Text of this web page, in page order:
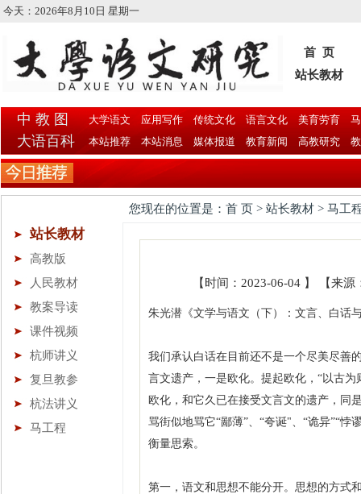
今天： 2026年8月10日 星期一
首 页
站长教材
中 教 图
大语百科
大学语文 应用写作 传统文化 语言文化 美育劳育
本站推荐
本站消息 媒体报道 教育新闻 高教研究
您现在的位置是：首 页 > 站长教材 > 马工
站长教材
高教版
人民教材
教案导读
课件视频
杭师讲义
复旦教参
杭法讲义
马工程
【时间：2023-06-04 】 【来
朱光潜《文学与语文（下）：文言、白话
我们承认白话在目前还不是一个尽美尽善
言文遗产，一是欧化。提起欧化，“以古
欧化，和它久已在接受文言文的遗产，同
骂街似地骂它“鄙薄”、“夸诞"、“诡异”“
衡量思索。
第一，语文和思想不能分开。思想的方式